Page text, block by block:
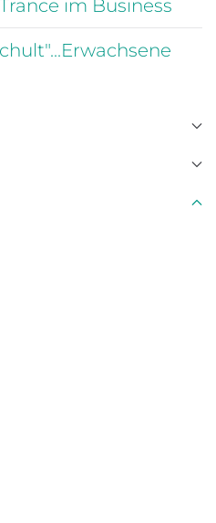
im Business